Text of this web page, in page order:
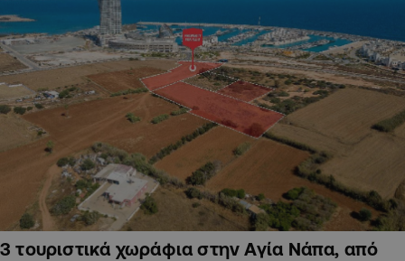
3 τουριστικά χωράφια στην Αγία Νάπα, από